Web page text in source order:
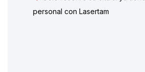
personal con Lasertam